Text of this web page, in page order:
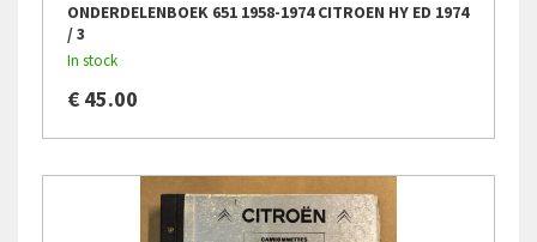
ONDERDELENBOEK 651 1958-1974 CITROEN HY ED 1974
/ 3
In stock
€ 45.00